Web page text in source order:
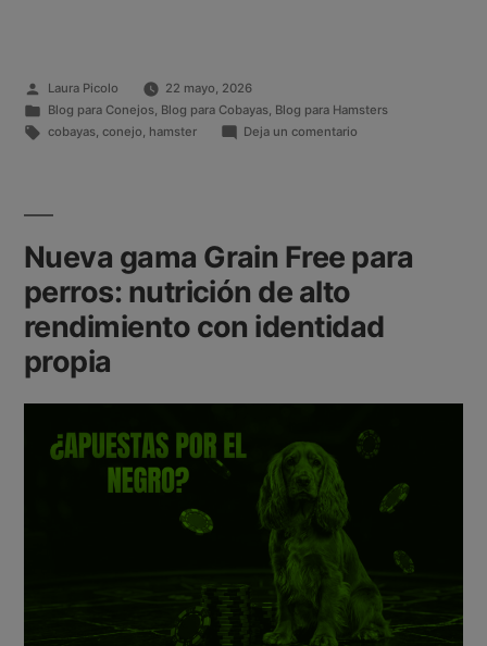
Laura Picolo
22 mayo, 2026
Blog para Conejos, Blog para Cobayas, Blog para Hamsters
cobayas, conejo, hamster Deja un comentario
Nueva gama Grain Free para
perros: nutrición de alto
rendimiento con identidad
propia